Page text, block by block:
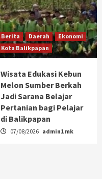
Berita Daerah
Ekonomi
Kota Balikpapan
Wisata Edukasi Kebun
Melon Sumber Berkah
Jadi Sarana Belajar
Pertanian bagi Pelajar
di Balikpapan
07/08/2026 admin1 mk